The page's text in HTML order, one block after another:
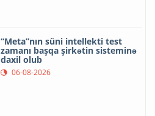
“Meta”nın süni intellekti test
zamanı başqa şirkətin sisteminə
daxil olub
06-08-2026